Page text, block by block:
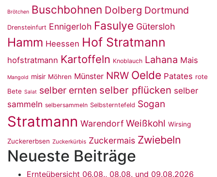
Brötchen Buschbohnen Dolberg Dortmund
Drensteinfurt Ennigerloh Fasulye Gütersloh
Hamm Heessen Hof Stratmann
hofstratmann Kartoffeln Knoblauch Lahana Mais
Mangold misir Möhren Münster NRW Oelde Patates rote
Bete Salat selber ernten selber pflücken selber
sammeln selbersammeln Selbsterntefeld Sogan
Stratmann Warendorf Weißkohl Wirsing
Zuckererbsen Zuckerkürbis Zuckermais Zwiebeln
Neueste Beiträge
Ernteübersicht 06.08., 08.08. und 09.08.2026